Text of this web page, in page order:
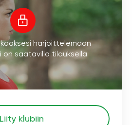
harjoittelemaan
on saatavilla tilauksella
Liity klubiin